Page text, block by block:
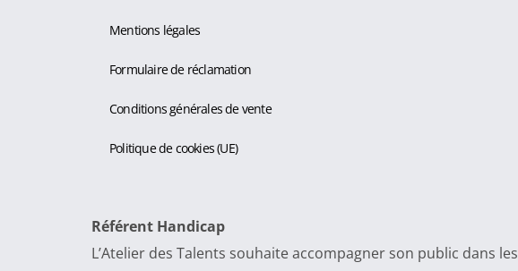
Mentions légales
Formulaire de réclamation
Conditions générales de vente
Politique de cookies (UE)
Référent Handicap
L’Atelier des Talents souhaite accompagner son public dans les